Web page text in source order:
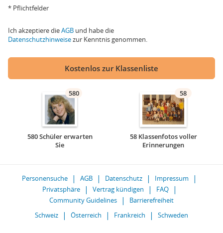
* Pflichtfelder
Ich akzeptiere dieAGB und habe die
Datenschutzhinweisezur Kenntnis genommen.
Kostenlos zur Klassenliste
580
580 Schüler erwarten
Sie
58
58 Klassenfotos voller
Erinnerungen
Personensuche AGB Datenschutz
Impressum
Privatsphäre
Vertrag kündigen
FAQ
Community Guidelines
Barrierefreiheit
Schweiz
Österreich Frankreich Schweden